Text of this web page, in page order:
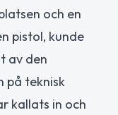
och en
pistol, kunde
av den
på teknisk
kallats in och